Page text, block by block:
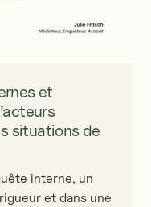
et
situations de
interne, un
et dans une